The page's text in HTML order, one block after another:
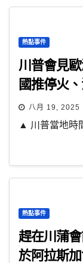
熱點事件
川普會見
國推停火
八月 19, 2025
▲ 川普當地時
熱點事件
趕在川蒲
於阿拉斯